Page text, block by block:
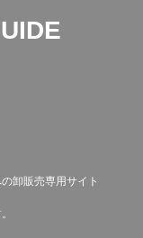
卸販売専用サイト